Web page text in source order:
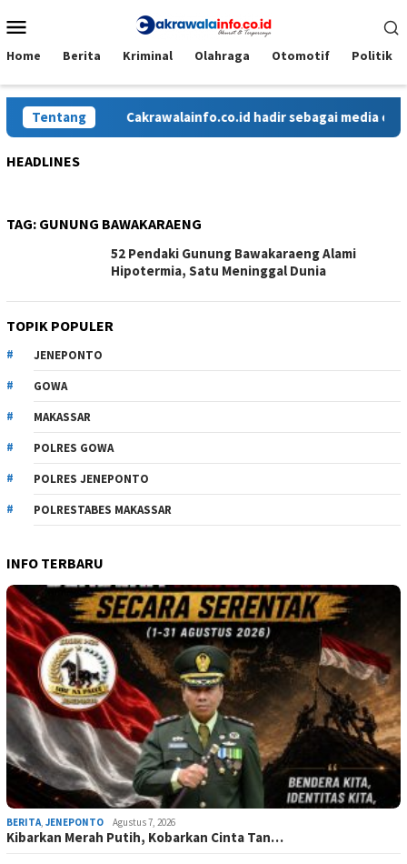
ke
Mobile
Home Berita Kriminal Olahraga Otomotif Politik
Tentang Cakrawalainfo.co.id hadir sebagai media
HEADLINES
TAG: GUNUNG BAWAKARAENG
52 Pendaki Gunung Bawakaraeng Alami
Hipotermia, Satu Meninggal Dunia
TOPIK POPULER
JENEPONTO
GOWA
MAKASSAR
POLRES GOWA
POLRES JENEPONTO
POLRESTABES MAKASSAR
INFO TERBARU
BERITA, JENEPONTO Agustus 7, 2026
Kibarkan Merah Putih, Kobarkan Cinta Tan…